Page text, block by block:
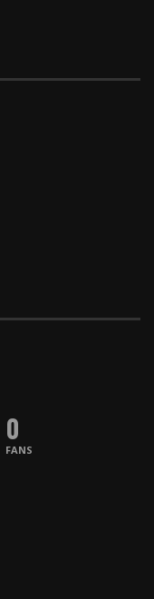
0
FANS